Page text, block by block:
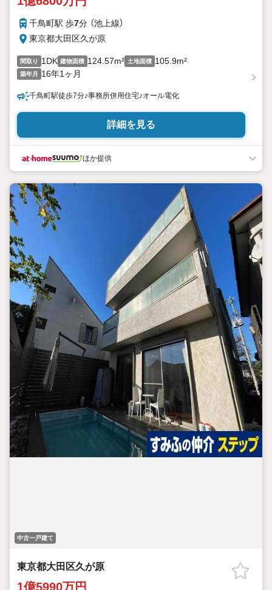
千鳥町駅 歩7分 （池上線）
東京都大田区久が原
間取り 1DK 建物面積 124.57m² 土地面積 105.9m²
築年月 16年1ヶ月
千鳥町駅徒歩7分♪事務所併用住宅♪オール電化
詳細を見る
ほか提供
中古一戸建て
東京都大田区久が原
1億5990万円